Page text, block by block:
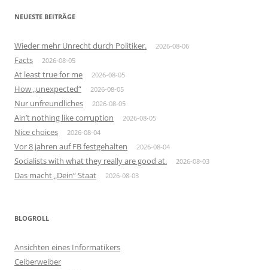
NEUESTE BEITRÄGE
Wieder mehr Unrecht durch Politiker. 2026-08-06
Facts 2026-08-05
At least true for me 2026-08-05
How „unexpected“ 2026-08-05
Nur unfreundliches 2026-08-05
Ain’t nothing like corruption 2026-08-05
Nice choices 2026-08-04
Vor 8 jahren auf FB festgehalten 2026-08-04
Socialists with what they really are good at. 2026-08-03
Das macht „Dein“ Staat 2026-08-03
BLOGROLL
Ansichten eines Informatikers
Ceiberweiber